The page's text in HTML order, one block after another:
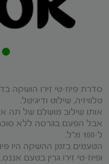
טלוויזיה, שילוט ודיגיטל.
אותו שילוב מושלם של תה
ל-100 מ"ל.
הטעמים בזמן ההשקה היו
ופיוז-טי זירו גרין בטעם